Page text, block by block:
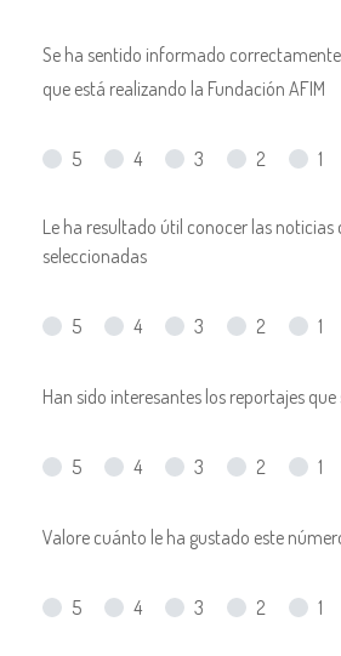
Se ha sentido informado
que está realizando la Fundación AFIM
5 4 3 2 1
Le ha resultado útil conocer las noticias
seleccionadas
5 4 3 2 1
Han sido interesantes los reportajes
5 4 3 2 1
Valore cuánto le ha gustado este
5 4 3 2 1